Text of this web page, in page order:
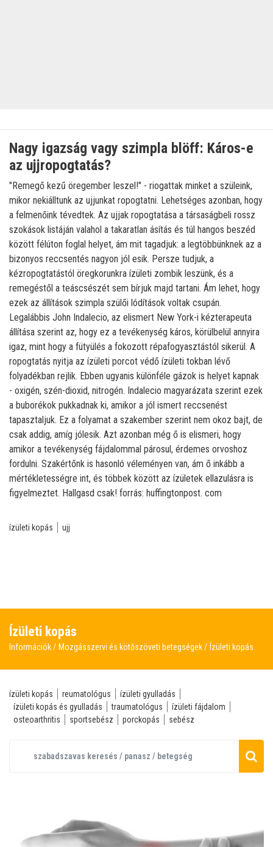
Nagy igazság vagy szimpla blöff: Káros-e
az ujjropogtatás?
"Remegő kezű öregember leszel!" - riogattak minket a szüleink,
mikor nekiálltunk az ujjunkat ropogtatni. Lehetséges azonban, hogy
a felmenőink tévedtek. Az ujjak ropogtatása a társaságbeli rossz
szokások listáján valahol a takaratlan ásítás és túl hangos beszéd
között félúton foglal helyet, ám mit tagadjuk: a legtöbbünknek az a
bizonyos reccsentés nagyon jól esik. Persze tudjuk, a
kézropogtatástól öregkorunkra ízületi zombik leszünk, és a
remegéstől a teáscsészét sem bírjuk majd tartani. Ám lehet, hogy
ezek az állítások szimpla szülői lódítások voltak csupán.
Legalábbis John Indalecio, az elismert New York-i kézterapeuta
állítása szerint az, hogy ez a tevékenység káros, körülbelül annyira
igaz, mint hogy a fütyülés a fokozott répafogyasztástól sikerül. A
ropogtatás nyitja az ízületi porcot védő ízületi tokban lévő
folyadékban rejlik. Ebben ugyanis különféle gázok is helyet kapnak
- oxigén, szén-dioxid, nitrogén. Indalecio magyarázata szerint ezek
a buborékok pukkadnak ki, amikor a jól ismert reccsenést
tapasztaljuk. Ez a folyamat a szakember szerint nem okoz bajt, de
csak addig, amíg jólesik. Azt azonban még ő is elismeri, hogy
amikor a tevékenység fájdalommal párosul, érdemes orvoshoz
fordulni. Szakértőnk is hasonló véleményen van, ám ő inkább a
mértékletességre int, és többek között az ízületek ellazulásra is
figyelmeztet. Hallgasd csak! forrás: huffingtonpost. com
ízületi kopás ujj
Ízületi kopás
Információk Mozgásszervi és kötőszöveti betegségek Ízületi kopás
ízületi kopás reumatológus
ízületi gyulladás
ízületi kopás és gyulladás
traumatológus
ízületi fájdalom
osteoarthritis
sportsebész porckopás sebész